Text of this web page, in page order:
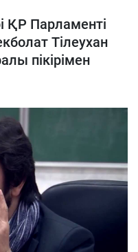
ҚР Парламенті
Тілеухан
пікірімен